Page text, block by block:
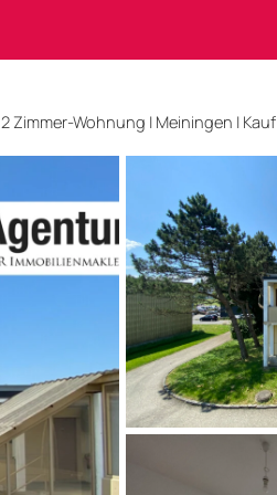
2 Zimmer-Wohnung | Meiningen | Kauf